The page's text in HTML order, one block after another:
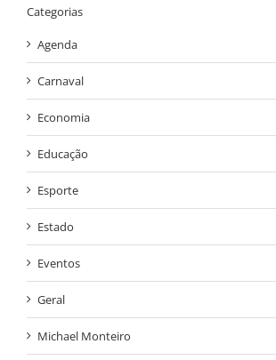
Categorias
Agenda
Carnaval
Economia
Educação
Esporte
Estado
Eventos
Geral
Michael Monteiro